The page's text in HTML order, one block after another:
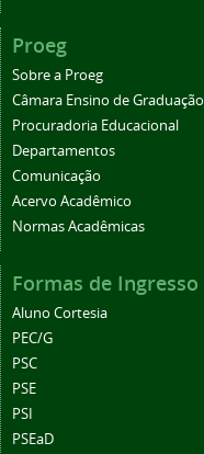
Proeg
Sobre a Proeg
Câmara Ensino de Graduação
Procuradoria Educacional
Departamentos
Comunicação
Acervo Acadêmico
Normas Acadêmicas
Formas de Ingresso
Aluno Cortesia
PEC/G
PSC
PSE
PSI
PSEaD